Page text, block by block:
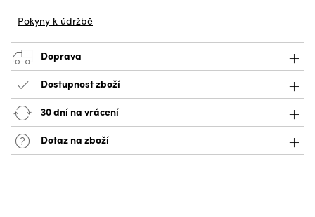
Pokyny k údržbě
Doprava
Dostupnost zboží
30 dní na vrácení
Dotaz na zboží